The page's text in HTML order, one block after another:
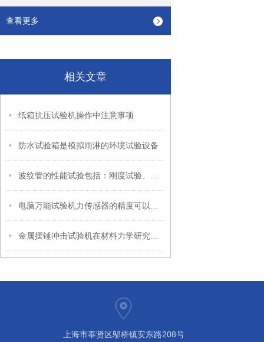
查看更多
相关文章
纸箱抗压试验机操作中注意事项
防水试验箱是模拟雨淋的环境试验设备
上海市奉贤区邬桥镇安东路208号